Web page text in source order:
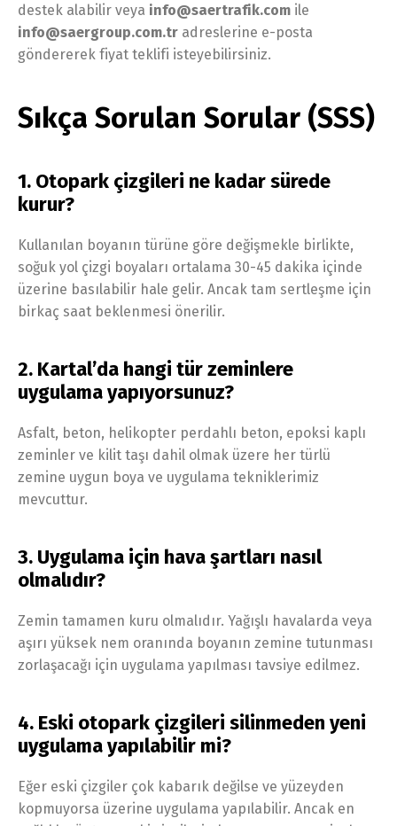
destek alabilir veya info@saertrafik.com ile
info@saergroup.com.tr adreslerine e-posta
göndererek fiyat teklifi isteyebilirsiniz.
Sıkça Sorulan Sorular (SSS)
1. Otopark çizgileri ne kadar sürede
kurur?
Kullanılan boyanın türüne göre değişmekle birlikte,
soğuk yol çizgi boyaları ortalama 30-45 dakika içinde
üzerine basılabilir hale gelir. Ancak tam sertleşme için
birkaç saat beklenmesi önerilir.
2. Kartal’da hangi tür zeminlere
uygulama yapıyorsunuz?
Asfalt, beton, helikopter perdahlı beton, epoksi kaplı
zeminler ve kilit taşı dahil olmak üzere her türlü
zemine uygun boya ve uygulama tekniklerimiz
mevcuttur.
3. Uygulama için hava şartları nasıl
olmalıdır?
Zemin tamamen kuru olmalıdır. Yağışlı havalarda veya
aşırı yüksek nem oranında boyanın zemine tutunması
zorlaşacağı için uygulama yapılması tavsiye edilmez.
4. Eski otopark çizgileri silinmeden yeni
uygulama yapılabilir mi?
Eğer eski çizgiler çok kabarık değilse ve yüzeyden
kopmuyorsa üzerine uygulama yapılabilir. Ancak en